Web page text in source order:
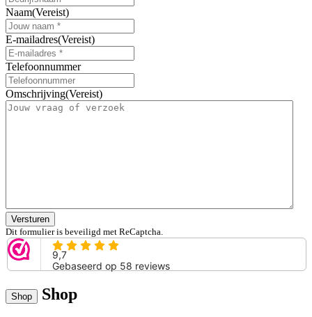
Naam(Vereist)
E-mailadres(Vereist)
Telefoonnummer
Omschrijving(Vereist)
Versturen
Dit formulier is beveiligd met ReCaptcha.
Shop Shop